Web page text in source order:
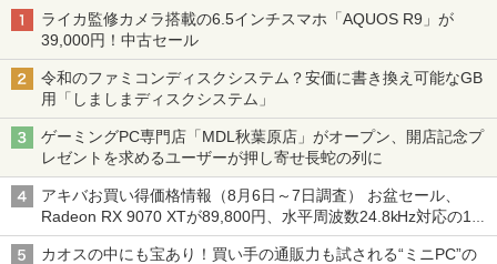
ライカ監修カメラ搭載の6.5インチスマホ「AQUOS R9」が
39,000円！中古セール
令和のファミコンディスクシステム？安価に書き換え可能なGB
用「しましまディスクシステム」
ゲーミングPC専門店「MDL秋葉原店」がオープン、開店記念プ
レゼントを求めるユーザーが押し寄せ長蛇の列に
アキバお買い得価格情報（8月6日～7日調査） お盆セール、
Radeon RX 9070 XTが89,800円、水平周波数24.8kHz対応の17
型モニターが9,801円、暑さ指数連動セール ほか
カオスの中にも宝あり！買い手の通販力も試される“ミニPC”の